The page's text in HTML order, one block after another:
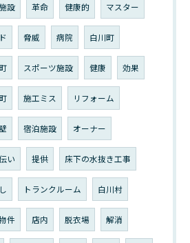
設 革命 健康的 マスター
脅威 病院 白川町
スポーツ施設 健康 効果
施工ミス リフォーム
宿泊施設 オーナー
い 提供 床下の水抜き工事
トランクルーム 白川村
件 店内 脱衣場 解消